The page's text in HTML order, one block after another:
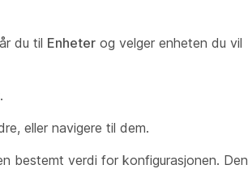
du til Enheter og velger enheten du vil
.
eller navigere til dem.
bestemt verdi for konfigurasjonen. Den